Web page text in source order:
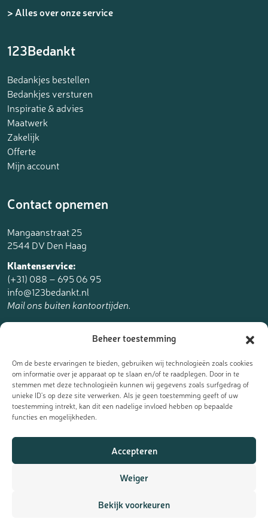
Beheer toestemming
Om de beste ervaringen te bieden, gebruiken wij technologieën zoals cookies
om informatie over je apparaat op te slaan en/of te raadplegen. Door in te
stemmen met deze technologieën kunnen wij gegevens zoals surfgedrag of
unieke ID's op deze site verwerken. Als je geen toestemming geeft of uw
toestemming intrekt, kan dit een nadelige invloed hebben op bepaalde
functies en mogelijkheden.
Accepteren
Weiger
Bekijk voorkeuren
> Alles over onze service
123Bedankt
Bedankjes bestellen
Bedankjes versturen
Inspiratie & advies
Maatwerk
Zakelijk
Offerte
Mijn account
Contact opnemen
Mangaanstraat 25
2544 DV Den Haag
Klantenservice:
(+31) 088 – 695 06 95
info@123bedankt.nl
Mail ons buiten kantoortijden.
123bedankt.nl is een onderdeel van
Meld je aan voor de nieuwsbrief
Ontvang de laatste updates, nieuws en aanbiedingen als eerst